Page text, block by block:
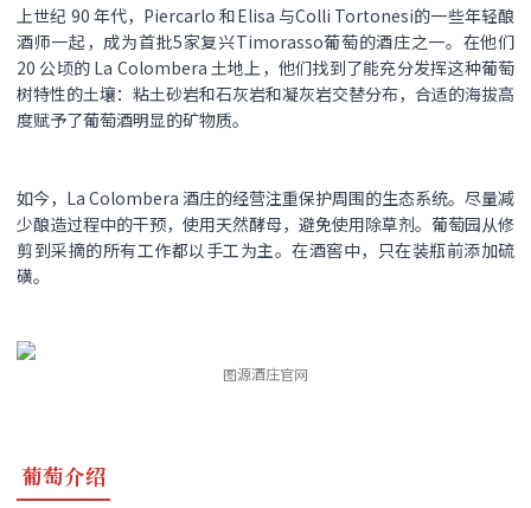
上世纪 90 年代，Piercarlo 和Elisa 与Colli Tortonesi的一些年轻酿
酒师一起，成为首批5家复兴Timorasso葡萄的酒庄之一。在他们
20 公顷的 La Colombera 土地上，他们找到了能充分发挥这种葡萄
树特性的土壤：粘土砂岩和石灰岩和凝灰岩交替分布，合适的海拔高
度赋予了葡萄酒明显的矿物质。
如今，La Colombera 酒庄的经营注重保护周围的生态系统。尽量减
少酿造过程中的干预，使用天然酵母，避免使用除草剂。葡萄园从修
剪到采摘的所有工作都以手工为主。在酒窖中，只在装瓶前添加硫
磺。
图源酒庄官网
葡萄介绍